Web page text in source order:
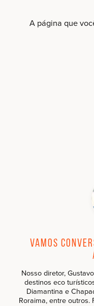
A página que
Vamos
Nosso diretor,
destinos eco
Diamantina e
Roraima, entre